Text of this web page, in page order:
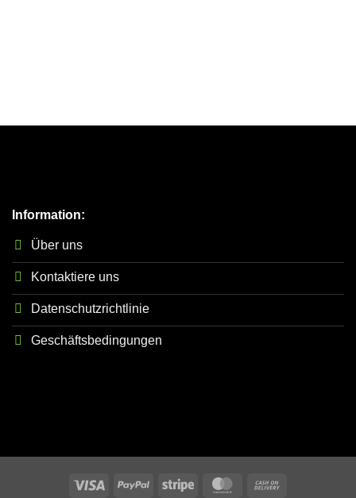
Information:
Über uns
Kontaktiere uns
Datenschutzrichtlinie
Geschäftsbedingungen
Visa PayPal Stripe MasterCard